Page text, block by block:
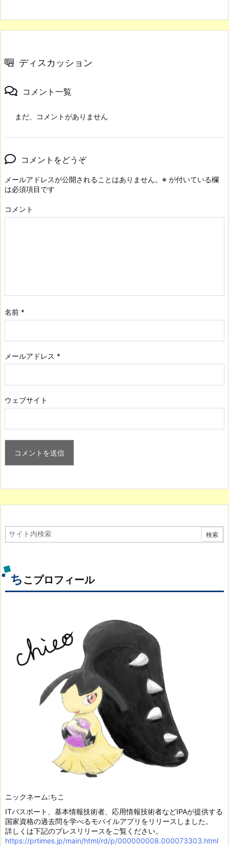
ディスカッション
コメント一覧
まだ、コメントがありません
コメントをどうぞ
メールアドレスが公開されることはありません。 ※ が付いている欄
は必須項目です
コメント
名前 *
メールアドレス *
ウェブサイト
ち こプロフィール
ニックネーム:ちこ
ITパスポート、基本情報技術者、応用情報技術者などIPAが提供する
国家資格の過去問を学べるモバイルアプリをリリースしました。
詳しくは下記のプレスリリースをご覧ください。
https://prtimes.jp/main/html/rd/p/000000008.000073303.html